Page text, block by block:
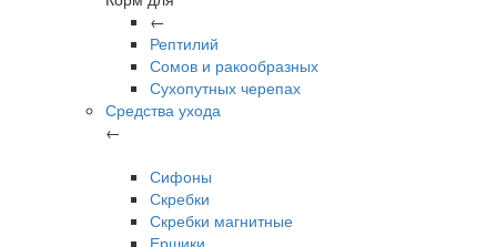
←
Рептилий
Сомов и ракообразных
Сухопутных черепах
Средства ухода
←
Сифоны
Скребки
Скребки магнитные
Ершики